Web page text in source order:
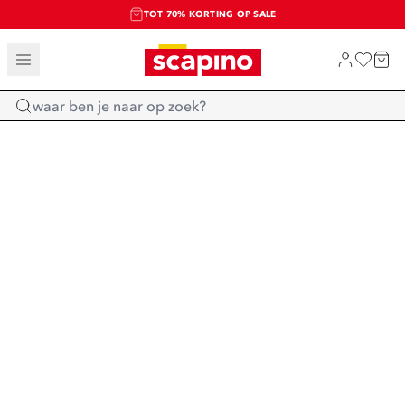
TOT 70% KORTING OP SALE
SALE: LAATSTE KANS!
SHOP NIEUW
Home